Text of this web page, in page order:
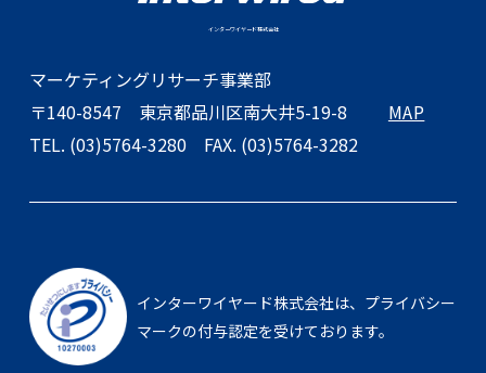
インターワイヤード株式会社
マーケティングリサーチ事業部
〒140-8547 東京都品川区南大井5-19-8
MAP
TEL. (03)5764-3280 FAX. (03)5764-3282
インターワイヤード株式会社は、 プライバシー
マークの付与認定を受けております。